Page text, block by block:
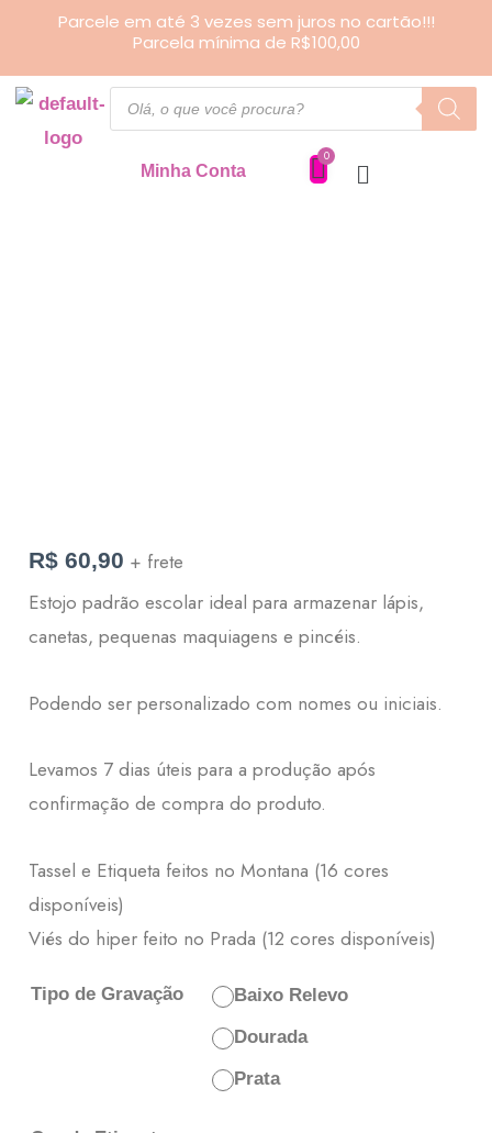
Parcele em até 3 vezes sem juros no cartão!!!
Parcela mínima de R$100,00
Pesquisar
produtos
Minha Conta
R$ 60,90 + frete
Estojo padrão escolar ideal para armazenar lápis,
canetas, pequenas maquiagens e pincéis.
Podendo ser personalizado com nomes ou iniciais.
Levamos 7 dias úteis para a produção após
confirmação de compra do produto.
Tassel e Etiqueta feitos no Montana (16 cores
disponíveis)
Viés do hiper feito no Prada (12 cores disponíveis)
Tipo de Gravação
Baixo Relevo
Dourada
Prata